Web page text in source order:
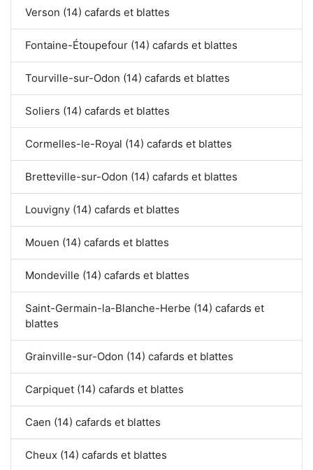
Verson (14) cafards et blattes
Fontaine-Étoupefour (14) cafards et blattes
Tourville-sur-Odon (14) cafards et blattes
Soliers (14) cafards et blattes
Cormelles-le-Royal (14) cafards et blattes
Bretteville-sur-Odon (14) cafards et blattes
Louvigny (14) cafards et blattes
Mouen (14) cafards et blattes
Mondeville (14) cafards et blattes
Saint-Germain-la-Blanche-Herbe (14) cafards et
blattes
Grainville-sur-Odon (14) cafards et blattes
Carpiquet (14) cafards et blattes
Caen (14) cafards et blattes
Cheux (14) cafards et blattes